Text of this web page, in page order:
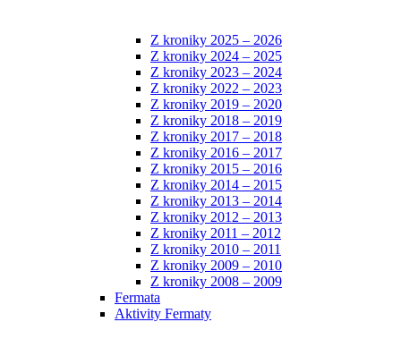
Z kroniky 2025 – 2026
Z kroniky 2024 – 2025
Z kroniky 2023 – 2024
Z kroniky 2022 – 2023
Z kroniky 2019 – 2020
Z kroniky 2018 – 2019
Z kroniky 2017 – 2018
Z kroniky 2016 – 2017
Z kroniky 2015 – 2016
Z kroniky 2014 – 2015
Z kroniky 2013 – 2014
Z kroniky 2012 – 2013
Z kroniky 2011 – 2012
Z kroniky 2010 – 2011
Z kroniky 2009 – 2010
Z kroniky 2008 – 2009
Fermata
Aktivity Fermaty